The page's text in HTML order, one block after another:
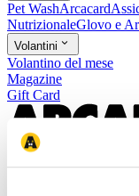
Pet WashArcacard
NutrizionaleGlovo e
Volantini
Volantino del mese
Magazine
Gift Card